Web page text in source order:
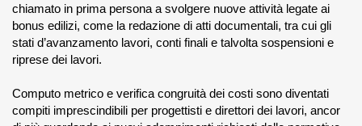
chiamato in prima persona a svolgere nuove attività legate ai
bonus edilizi, come la redazione di atti documentali, tra cui gli
stati d’avanzamento lavori, conti finali e talvolta sospensioni e
riprese dei lavori.
Computo metrico e verifica congruità dei costi sono diventati
compiti imprescindibili per progettisti e direttori dei lavori, ancor